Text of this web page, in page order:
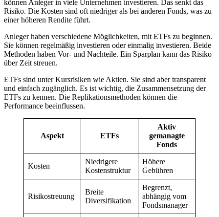
können Anleger in viele Unternehmen investieren. Das senkt das
Risiko. Die Kosten sind oft niedriger als bei anderen Fonds, was zu
einer höheren Rendite führt.
Anleger haben verschiedene Möglichkeiten, mit ETFs zu beginnen.
Sie können regelmäßig investieren oder einmalig investieren. Beide
Methoden haben Vor- und Nachteile. Ein Sparplan kann das Risiko
über Zeit streuen.
ETFs sind unter Kursrisiken wie Aktien. Sie sind aber transparent
und einfach zugänglich. Es ist wichtig, die Zusammensetzung der
ETFs zu kennen. Die Replikationsmethoden können die
Performance beeinflussen.
Aspekt ETFs
Aktiv
gemanagte
Fonds
Kosten
Niedrigere
Kostenstruktur
Höhere
Gebühren
Risikostreuung
Breite
Diversifikation
Begrenzt,
abhängig vom
Fondsmanager